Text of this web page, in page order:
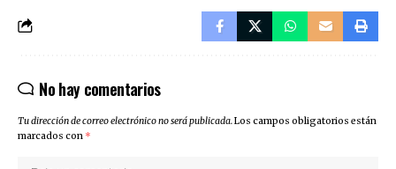
No hay comentarios
Tu dirección de correo electrónico no será publicada.Los campos obligatorios están
marcados con *